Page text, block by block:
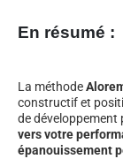
En résumé :
La méthode
constructif et
de développement
vers votre
épanouissement